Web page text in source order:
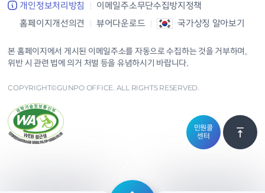
개인정보처리방침
이메일주소무단수집방지정책
홈페이지개선의견
뷰어다운로드 국가상징 알아보기
본 홈페이지에서 게시된 이메일주소를 자동으로 수집하는 것을 거부하며,
위반 시 관련 법에 의거 처벌 등을 유념하시기 바랍니다.
COPYRIGHT©GUNPO OFFICE. ALL RIGHTS RESERVED.
민원콜
센터